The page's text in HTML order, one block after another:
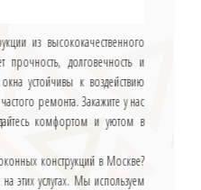
из высококачественного
прочность, долговечность и
устойчивы к воздействию
ремонта. Закажите у нас
комфортом и уютом в
конструкций в Москве?
этих услугах. Мы используем